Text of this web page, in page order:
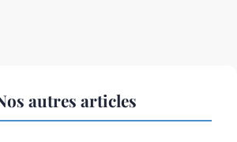
autres articles